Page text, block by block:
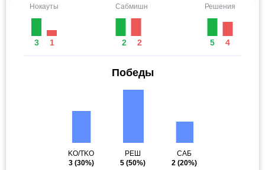
Нокауты
3 1
Сабмишн
2 2
Решения
5 4
Победы
KO/TKO
3(30%)
РЕШ
5 (50%)
САБ
2 (20%)